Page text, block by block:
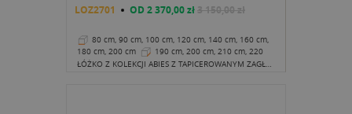
LOZ2701 OD 2 370,00 zł3 150,00 zł
80 cm, 90 cm, 100 cm, 120 cm, 140 cm, 160 cm,
180 cm, 200 cm
190 cm, 200 cm, 210 cm, 220
cm
38 cm ŁÓŻKO Z KOLEKCJI ABIES Z TAPICEROWANYM ZAGŁÓWKIEM TO PROPOZYCJA DEDYKOWANA NOWOCZESNYM, CHOĆ PRZYTULNYM, LOFTOWYM SYPIALNIOM.